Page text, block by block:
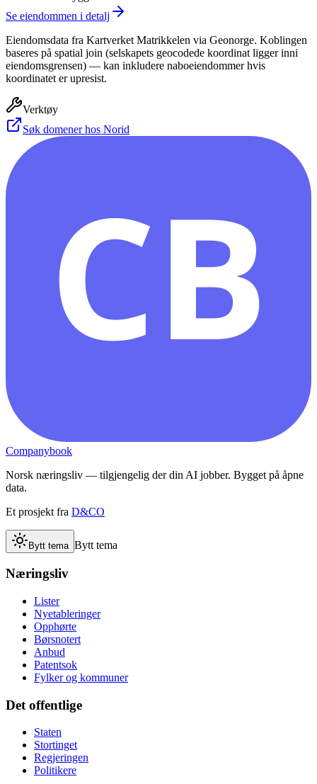
Se eiendommen i detalj
Eiendomsdata fra Kartverket Matrikkelen via Geonorge. Koblingen
baseres på spatial join (selskapets geocodede koordinat ligger inni
eiendomsgrensen) — kan inkludere naboeiendommer hvis
koordinatet er upresist.
Verktøy
Søk domener hos Norid
CB
Companybook
Norsk næringsliv — tilgjengelig der din AI jobber. Bygget på åpne
data.
Et prosjekt fra D&CO
Bytt tema Bytt tema
Næringsliv
Lister
Nyetableringer
Opphørte
Børsnotert
Anbud
Patentsok
Fylker og kommuner
Det offentlige
Staten
Stortinget
Regjeringen
Politikere